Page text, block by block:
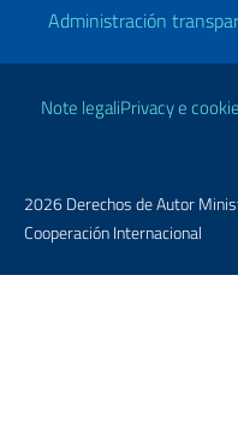
Administración
Enlaces útiles
Note legaliPrivacy e
2026 Derechos de Autor
Cooperación Internacional